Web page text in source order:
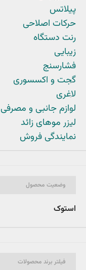
پیلاتس
حرکات اصلاحی
رنت دستگاه
زیبایی
فشارسنج
گجت و اکسسوری
لاغری
لوازم جانبی و مصرفی
لیزر موهای زائد
نمایندگی فروش
وضعیت محصول
استوک
فیلتر برند محصولات